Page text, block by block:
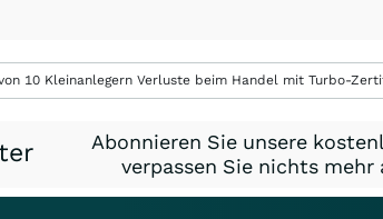
10 Kleinanlegern Verluste beim Handel mit Turbo-
Abonnieren Sie unsere
verpassen Sie nichts mehr